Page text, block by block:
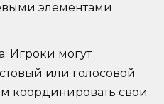
элементами
Игроки могут
или голосовой
координировать свои